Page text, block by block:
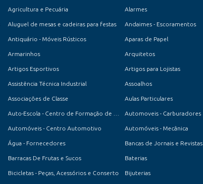
Agricultura e Pecuária Alarmes
Aluguel de mesas e cadeiras para festas Andaimes - Escoramentos
Antiquário - Móveis Rústicos Aparas de Papel
Armarinhos Arquitetos
Artigos Esportivos Artigos para Lojistas
Assistência Técnica Industrial Assoalhos
Associações de Classe Aulas Particulares
Automoveis - Carburadores
Automóveis - Centro Automotivo Automóveis - Mecânica
Água - Fornecedores Bancas de Jornais e Revistas
Barracas De Frutas e Sucos Baterias
Bicicletas - Peças, Acessórios e Conserto Bijuterias